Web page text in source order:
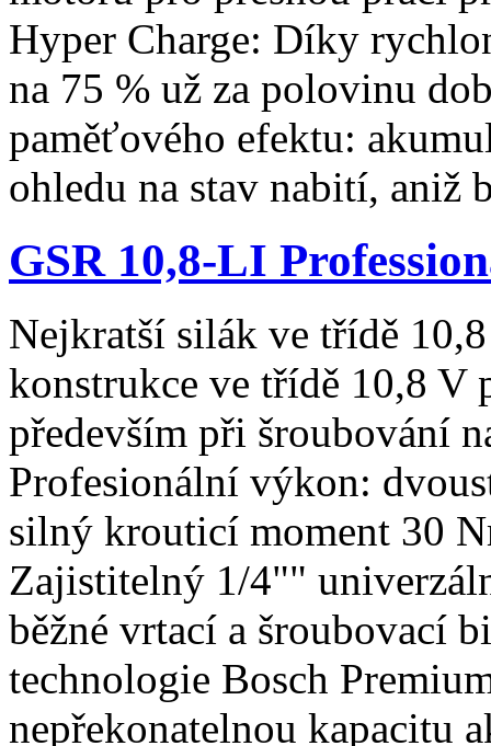
Hyper Charge: Díky
na 75 % už za polovinu
paměťového efektu:
ohledu na stav nabití, aniž
GSR 10,8-LI
Nejkratší silák ve třídě
konstrukce ve třídě 10,8
především při šroubování
Profesionální výkon:
silný krouticí moment 30
Zajistitelný 1/4""
běžné vrtací a šroubovací
technologie Bosch
nepřekonatelnou kapacitu